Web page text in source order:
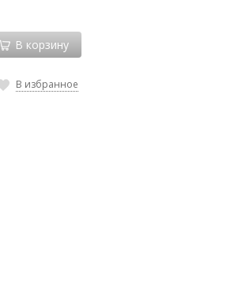
В корзину
В избранное